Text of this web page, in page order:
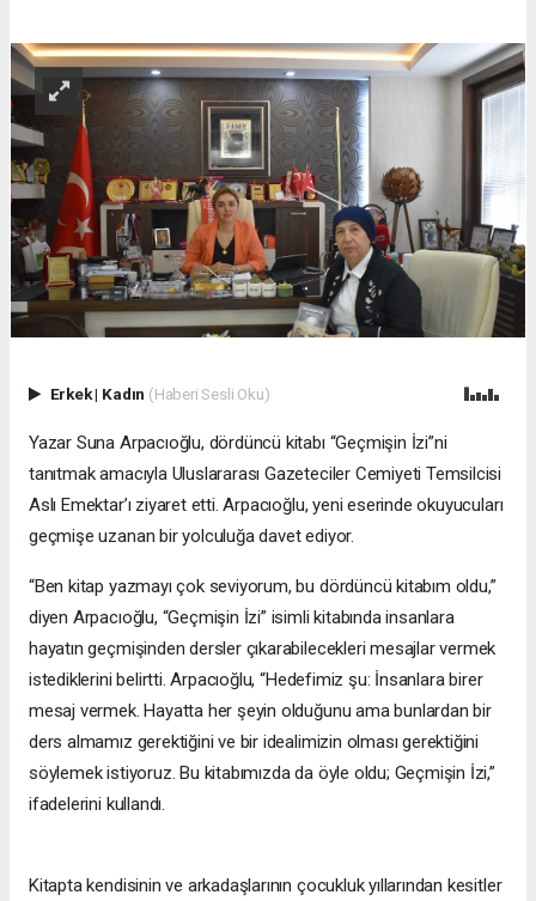
Erkek| Kadın (Haberi Sesli Oku)
Yazar Suna Arpacıoğlu, dördüncü kitabı “Geçmişin İzi”ni
tanıtmak amacıyla Uluslararası Gazeteciler Cemiyeti Temsilcisi
Aslı Emektar’ı ziyaret etti. Arpacıoğlu, yeni eserinde okuyucuları
geçmişe uzanan bir yolculuğa davet ediyor.
“Ben kitap yazmayı çok seviyorum, bu dördüncü kitabım oldu,”
diyen Arpacıoğlu, “Geçmişin İzi” isimli kitabında insanlara
hayatın geçmişinden dersler çıkarabilecekleri mesajlar vermek
istediklerini belirtti. Arpacıoğlu, “Hedefimiz şu: İnsanlara birer
mesaj vermek. Hayatta her şeyin olduğunu ama bunlardan bir
ders almamız gerektiğini ve bir idealimizin olması gerektiğini
söylemek istiyoruz. Bu kitabımızda da öyle oldu; Geçmişin İzi,”
ifadelerini kullandı.
Kitapta kendisinin ve arkadaşlarının çocukluk yıllarından kesitler